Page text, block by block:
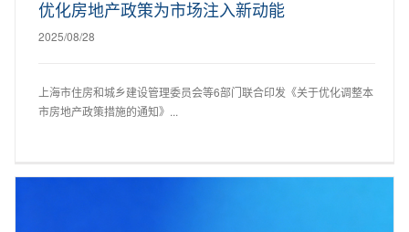
优化房地产政策为市场注入新动能
2025/08/28
上海市住房和城乡建设管理委员会等6部门联合印发《关于优化调整本
市房地产政策措施的通知》...